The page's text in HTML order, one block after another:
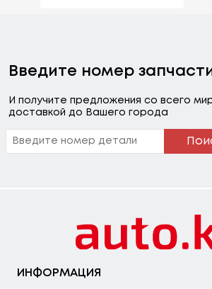
Введите номер
И получите предложения со всего
доставкой до Вашего города
ИНФОРМАЦИЯ